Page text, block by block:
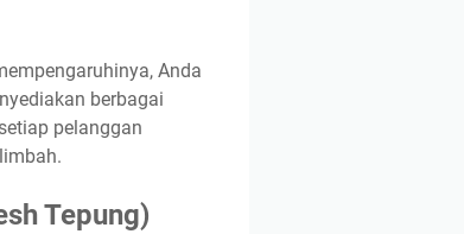
Anda
berbagai
pelanggan
Tepung)